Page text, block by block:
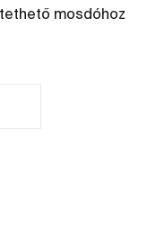
mosdóhoz